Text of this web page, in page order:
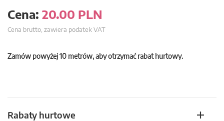
Cena: 20.00 PLN
Cena brutto, zawiera podatek VAT
Zamów powyżej 10 metrów, aby otrzymać rabat hurtowy.
Rabaty hurtowe